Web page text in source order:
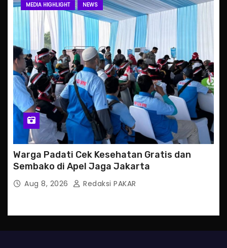
MEDIA HIGHLIGHT NEWS
Warga Padati Cek Kesehatan Gratis dan
Sembako di Apel Jaga Jakarta
Aug 8, 2026 Redaksi PAKAR